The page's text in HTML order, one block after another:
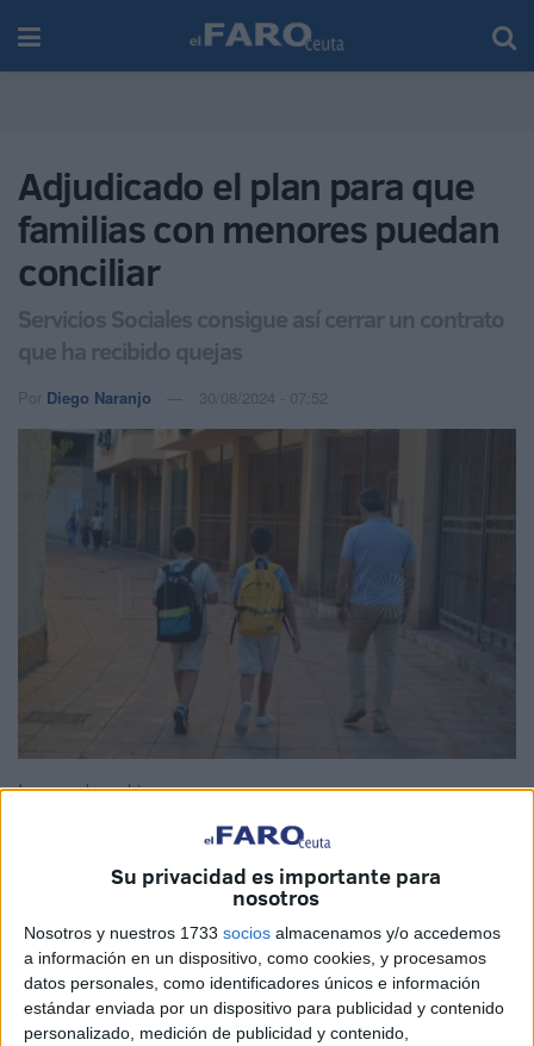
Su privacidad es importante para
nosotros
Nosotros y nuestros 1733 socios almacenamos y/o accedemos
a información en un dispositivo, como cookies, y procesamos
datos personales, como identificadores únicos e información
estándar enviada por un dispositivo para publicidad y contenido
personalizado, medición de publicidad y contenido,
Adjudicado el plan para que
familias con menores puedan
conciliar
Servicios Sociales consigue así cerrar un contrato
que ha recibido quejas
Por Diego Naranjo 30/08/2024 - 07:52
Imagen de archivo
ha conseguido adjudicar uno de los contratos
que másquebraderos de cabezale ha dado en los
últimos meses. Se trata del nuevo programa de apoyo a la
conciliación de las familiascon menores de 14 años en
Ceuta.